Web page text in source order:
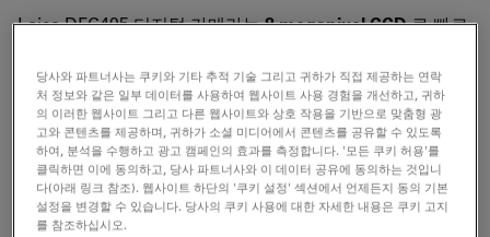
Leica DFC495 디지털 카메라는8 megapixel CCD로 빠르
clinical and industry분야에서 사용합니다. SXGA해상도
에서의 Intuitiveprogressive scanpreview는 초당 최대
18 frames per second(fps) 를 제공하여 샘플을 컴퓨터 스
크린에서 바로 조정하고 확대보기 할 수 있습니다.
Peltier cooling기능으로낮은 광도에서이미징 시 소음을
줄여줍니다. 쉽게 저장하고 정보를 불러들이므로 사용자가
당사와 파트너사는 쿠키와 기타 추적 기술 그리고 귀하가 직접 제공하는 연락
처 정보와 같은 일부 데이터를 사용하여 웹사이트 사용 경험을 개선하고, 귀하
의 이러한 웹사이트 그리고 다른 웹사이트와 상호 작용을 기반으로 맞춤형 광
고와 콘텐츠를 제공하며, 귀하가 소셜 미디어에서 콘텐츠를 공유할 수 있도록
하여, 분석을 수행하고 광고 캠페인의 효과를 측정합니다. '모든 쿠키 허용'를
클릭하면 이에 동의하고, 당사 파트너사와 이 데이터 공유에 동의하는 것입니
다(아래 링크 참조). 웹사이트 하단의 '쿠키 설정' 섹션에서 언제든지 동의 기본
설정을 변경할 수 있습니다. 당사의 쿠키 사용에 대한 자세한 내용은 쿠키 고지
를 참조하십시오.